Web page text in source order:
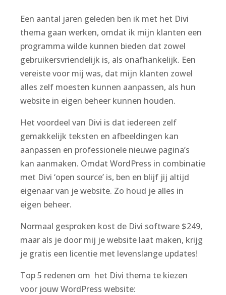
Een aantal jaren geleden ben ik met het Divi
thema gaan werken, omdat ik mijn klanten een
programma wilde kunnen bieden dat zowel
gebruikersvriendelijk is, als onafhankelijk. Een
vereiste voor mij was, dat mijn klanten zowel
alles zelf moesten kunnen aanpassen, als hun
website in eigen beheer kunnen houden.
Het voordeel van Divi is dat iedereen zelf
gemakkelijk teksten en afbeeldingen kan
aanpassen en professionele nieuwe pagina’s
kan aanmaken. Omdat WordPress in combinatie
met Divi ‘open source’ is, ben en blijf jij altijd
eigenaar van je website. Zo houd je alles in
eigen beheer.
Normaal gesproken kost de Divi software $249,
maar als je door mij je website laat maken, krijg
je gratis een licentie met levenslange updates!
Top 5 redenen om het Divi thema te kiezen
voor jouw WordPress website: